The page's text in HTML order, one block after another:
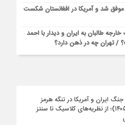
شد و آمریکا در افغانستان شکست
طالبان به ایران و دیدار با احمد
/ تهران چه در ذهن دارد؟
ایران و آمریکا در تنگه هرمز
(۱۴۰۴-۱۴۰۵)؛ از نظریه‌های کلاسیک تا سنتز